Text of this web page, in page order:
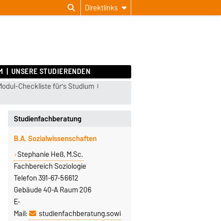
Direktlinks
UNSERE STUDIERENDEN
Checkliste für's Studium
Studienfachberatung
B.A. Sozialwissenschaften
Stephanie Heß, M.Sc.
Fachbereich Soziologie
Telefon 391-67-56612
Gebäude 40-A Raum 206
E-
Mail:
studienfachberatung.sowi